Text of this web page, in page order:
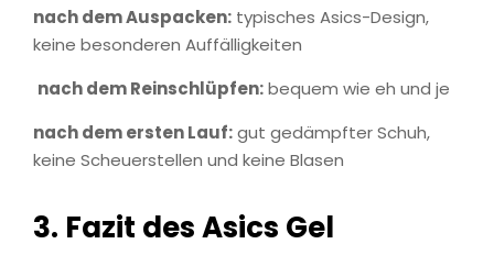
nach dem Auspacken: typisches Asics-Design,
keine besonderen Auffälligkeiten
nach dem Reinschlüpfen:bequem wie eh und je
nach dem ersten Lauf:gut gedämpfter Schuh,
keine Scheuerstellen und keine Blasen
3. Fazit des Asics Gel